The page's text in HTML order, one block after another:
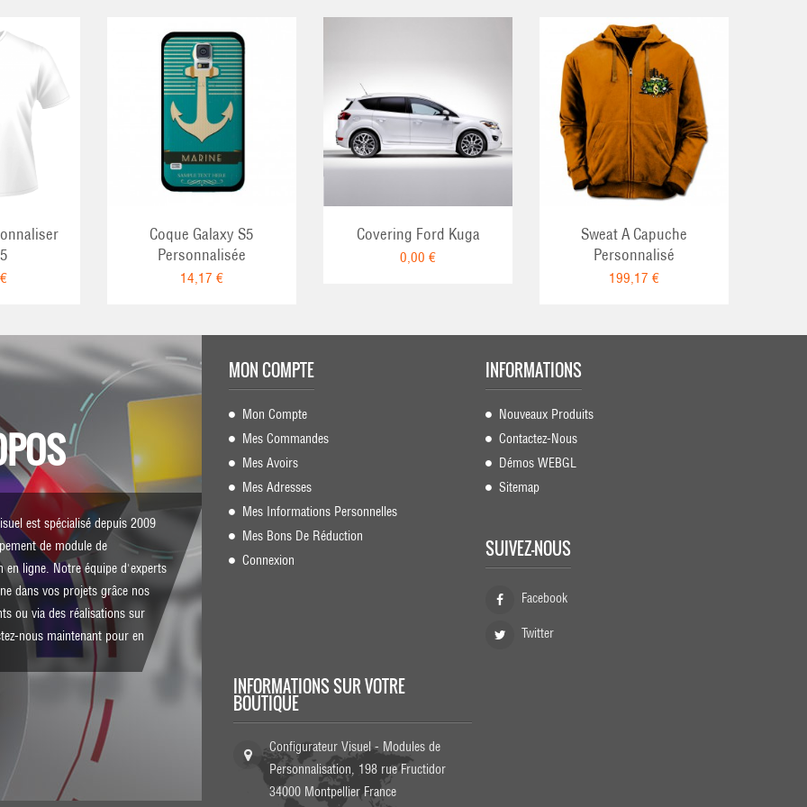
Coque Galaxy S5
Personnalisée
14,17 €
Covering Ford Kuga
0,00 €
Sweat A Capuche
Personnalisé
199,17 €
est spécialisé depuis 2009
de module de
en ligne. Notre équipe d'experts
dans vos projets grâce nos
ou via des réalisations sur
nousmaintenant pour en
MON COMPTE
Mon Compte
Mes Commandes
Mes Avoirs
Mes Adresses
Mes Informations Personnelles
Mes Bons De Réduction
Connexion
INFORMATIONS
Nouveaux Produits
Contactez-Nous
Démos WEBGL
Sitemap
SUIVEZ-NOUS
Facebook
Twitter
INFORMATIONS SUR VOTRE
BOUTIQUE
Configurateur Visuel - Modules de
Personnalisation, 198 rue Fructidor
34000 Montpellier France